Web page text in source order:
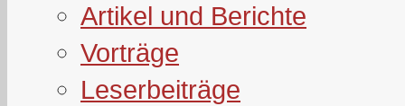
Artikel und Berichte
Vorträge
Leserbeiträge